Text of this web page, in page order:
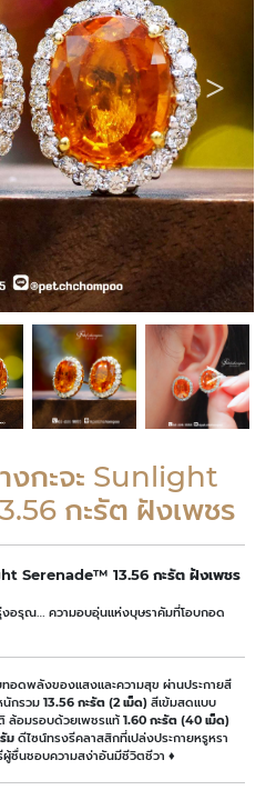
งกะจะ Sunlight
กะรัต ฝังเพชร
Serenade™ 13.56 กะรัต ฝังเพชร
งอรุณ… ความอบอุ่นแห่งบุษราคัมที่โอบกอด
ทอดพลังของแสงและความสุข ผ่านประกายสี
นักรวม 13.56 กะรัต (2 เม็ด) สีเข้มสดแบบ
ล้อมรอบด้วยเพชรแท้ 1.60 กะรัต (40 เม็ด)
ม ดีไซน์ทรงรีคลาสสิกที่เปล่งประกายหรูหรา
ผู้ชื่นชอบความสง่าอันมีชีวิตชีวา ♦